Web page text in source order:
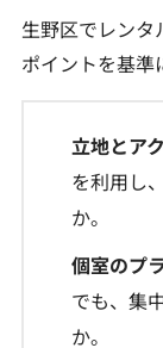
生野区でレン
ポイントを基準
立地とア
を利用し
か。
個室のプ
でも、集
か。